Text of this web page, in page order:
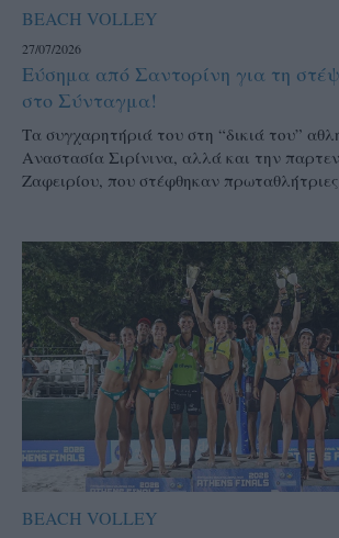
BEACH VOLLEY
27/07/2026
Εύσημα από Σαντορίνη για τη
στο Σύνταγμα!
Τα συγχαρητήριά του στη “δικιά του”
Αναστασία Σιρίνινα, αλλά και την
Ζαφειρίου, που στέφθηκαν
BEACH VOLLEY